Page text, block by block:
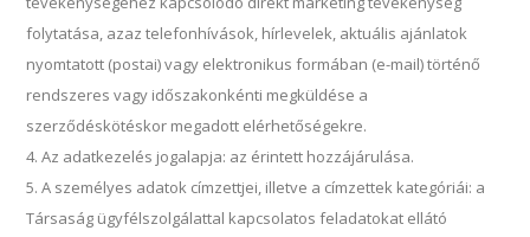
folytatása, azaz telefonhívások, hírlevelek, aktuális ajánlatok
nyomtatott (postai) vagy elektronikus formában (e-mail) történő
rendszeres vagy időszakonkénti megküldése a
szerződéskötéskor megadott elérhetőségekre.
Az adatkezelés jogalapja: az érintett hozzájárulása.
A személyes adatok címzettjei, illetve a címzettek kategóriái: a
Társaság ügyfélszolgálattal kapcsolatos feladatokat ellátó